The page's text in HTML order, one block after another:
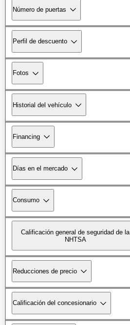
Número de puertas
Perfil de descuento
Fotos
Historial del vehículo
Financing
Días en el mercado
Consumo
Calificación general de seguridad de la
NHTSA
Reducciones de precio
Calificación del concesionario